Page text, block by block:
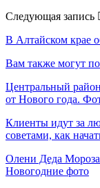
Следующая запись
В Алтайском крае
Вам также могут
Центральный
от Нового года.
Клиенты идут за
советами, как
Олени Деда Мороза
Новогодние фото